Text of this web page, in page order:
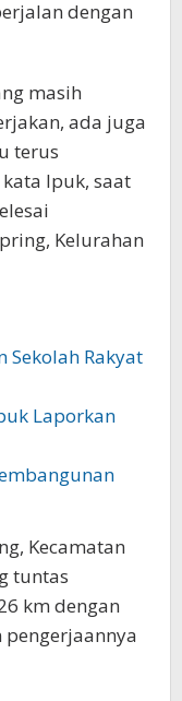
dengan
masih
ada juga
terus
Ipuk, saat
Kelurahan
Sekolah Rakyat
Laporkan
Kecamatan
tuntas
km dengan